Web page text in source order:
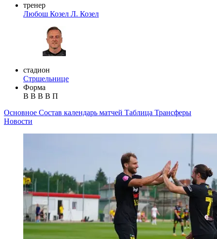
тренер
Любош Козел Л. Козел
стадион
Стршельнице
Форма
В В В В П
Основное Состав календарь матчей Таблица Трансферы
Новости